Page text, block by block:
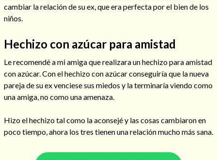
Consulta de tarot online
cambiar la relación de su ex, que era perfecta por el bien de los
niños.
Hechizo con azúcar para amistad
Le recomendé a mi amiga que realizara un hechizo para amistad
con azúcar. Con el hechizo con azúcar conseguiría que la nueva
pareja de su ex venciese sus miedos y la terminaría viendo como
una amiga, no como una amenaza.
Hizo el hechizo tal como la aconsejé y las cosas cambiaron en
poco tiempo, ahora los tres tienen una relación mucho más sana.